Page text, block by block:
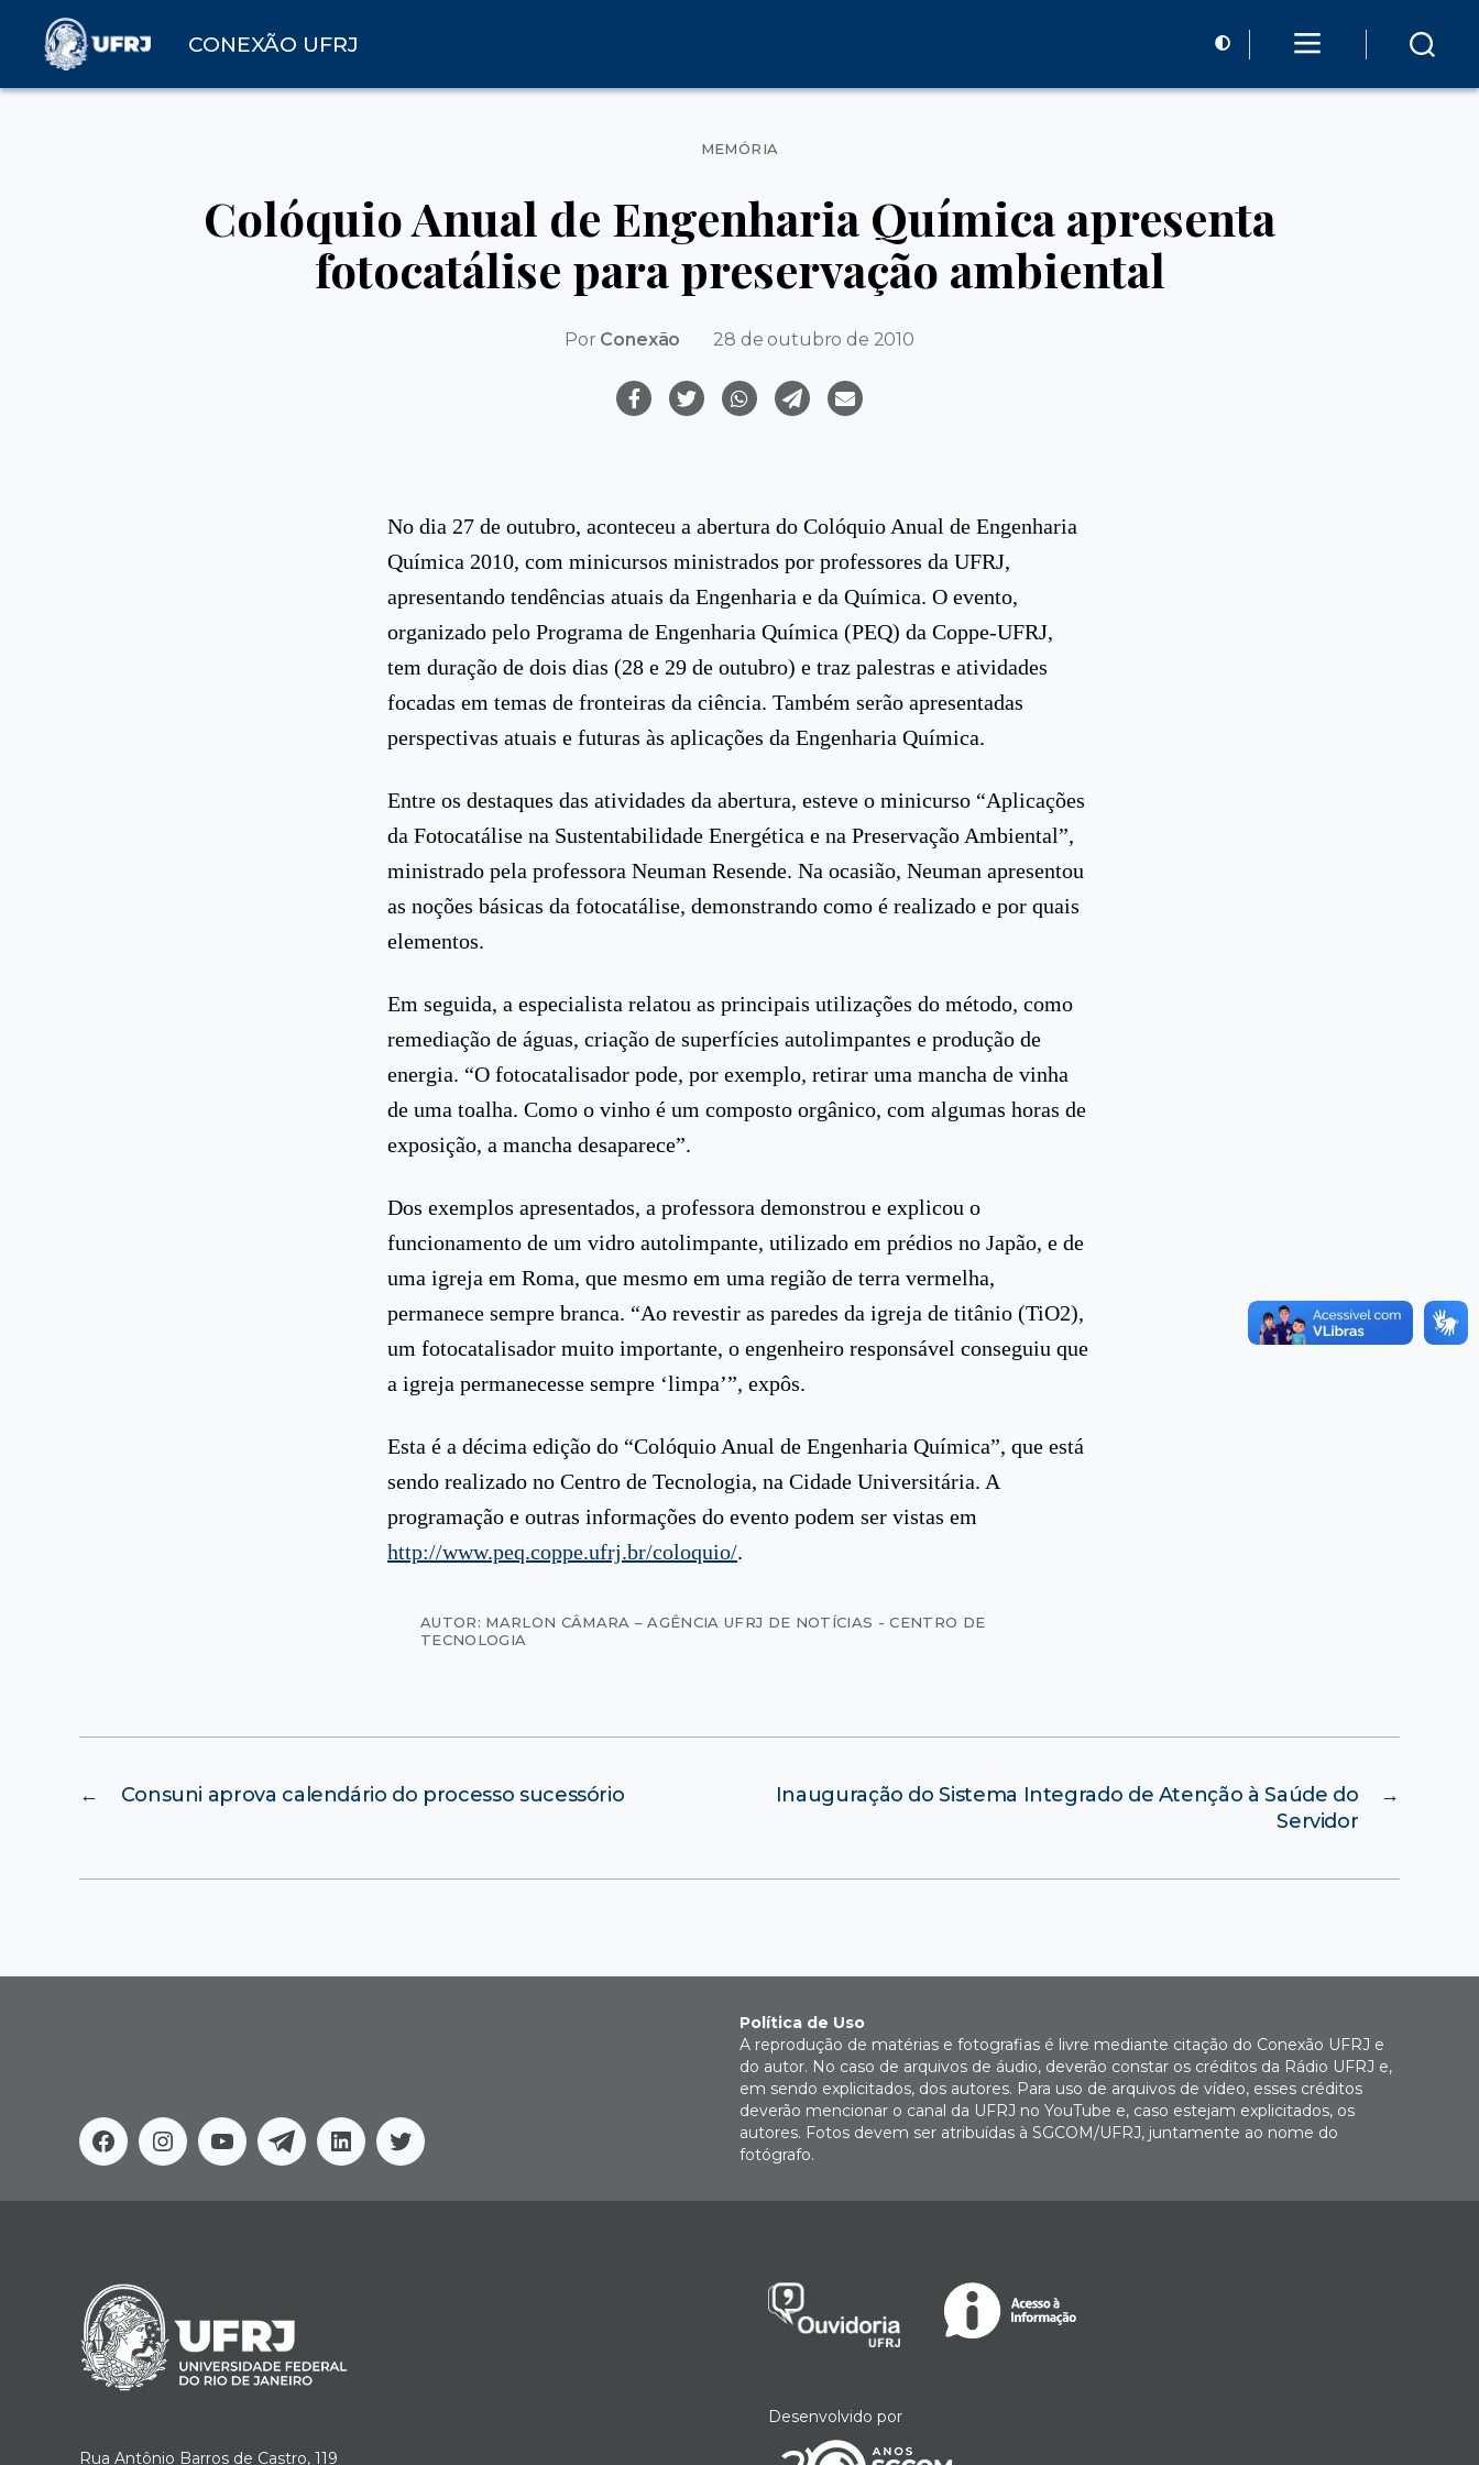
CONEXÃO UFRJ
Categorias
MEMÓRIA
Colóquio Anual de Engenharia Química apresenta
fotocatálise para preservação ambiental
Por Conexão 28 de outubro de 2010
No dia 27 de outubro, aconteceu a abertura do Colóquio Anual de Engenharia
Química 2010, com minicursos ministrados por professores da UFRJ,
apresentando tendências atuais da Engenharia e da Química. O evento,
organizado pelo Programa de Engenharia Química (PEQ) da Coppe-UFRJ,
tem duração de dois dias (28 e 29 de outubro) e traz palestras e atividades
focadas em temas de fronteiras da ciência. Também serão apresentadas
perspectivas atuais e futuras às aplicações da Engenharia Química.
Entre os destaques das atividades da abertura, esteve o minicurso “Aplicações
da Fotocatálise na Sustentabilidade Energética e na Preservação Ambiental”,
ministrado pela professora Neuman Resende. Na ocasião, Neuman apresentou
as noções básicas da fotocatálise, demonstrando como é realizado e por quais
elementos.
Em seguida, a especialista relatou as principais utilizações do método, como
remediação de águas, criação de superfícies autolimpantes e produção de
energia. “O fotocatalisador pode, por exemplo, retirar uma mancha de vinha
de uma toalha. Como o vinho é um composto orgânico, com algumas horas de
exposição, a mancha desaparece”.
Dos exemplos apresentados, a professora demonstrou e explicou o
funcionamento de um vidro autolimpante, utilizado em prédios no Japão, e de
uma igreja em Roma, que mesmo em uma região de terra vermelha,
permanece sempre branca. “Ao revestir as paredes da igreja de titânio (TiO2),
um fotocatalisador muito importante, o engenheiro responsável conseguiu que
a igreja permanecesse sempre ‘limpa’”, expôs.
Esta é a décima edição do “Colóquio Anual de Engenharia Química”, que está
sendo realizado no Centro de Tecnologia, na Cidade Universitária. A
programação e outras informações do evento podem ser vistas em
http://www.peq.coppe.ufrj.br/coloquio/.
AUTOR: MARLON CÂMARA – AGÊNCIA UFRJ DE NOTÍCIAS - CENTRO DE
TECNOLOGIA
← Consuni aprova calendário do processo sucessório →
Inauguração do Sistema Integrado de Atenção à Saúde do
Servidor
FacebookInstagram
YoutubeTelegramLinkedinTwitter
Política de Uso
A reprodução de matérias e fotografias é livre mediante citação do Conexão UFRJ e
do autor. No caso de arquivos de áudio, deverão constar os créditos da Rádio UFRJ e,
em sendo explicitados, dos autores. Para uso de arquivos de vídeo, esses créditos
deverão mencionar o canal da UFRJ no YouTube e, caso estejam explicitados, os
autores. Fotos devem ser atribuídas à SGCOM/UFRJ, juntamente ao nome do
fotógrafo.
Rua Antônio Barros de Castro, 119
Desenvolvido por